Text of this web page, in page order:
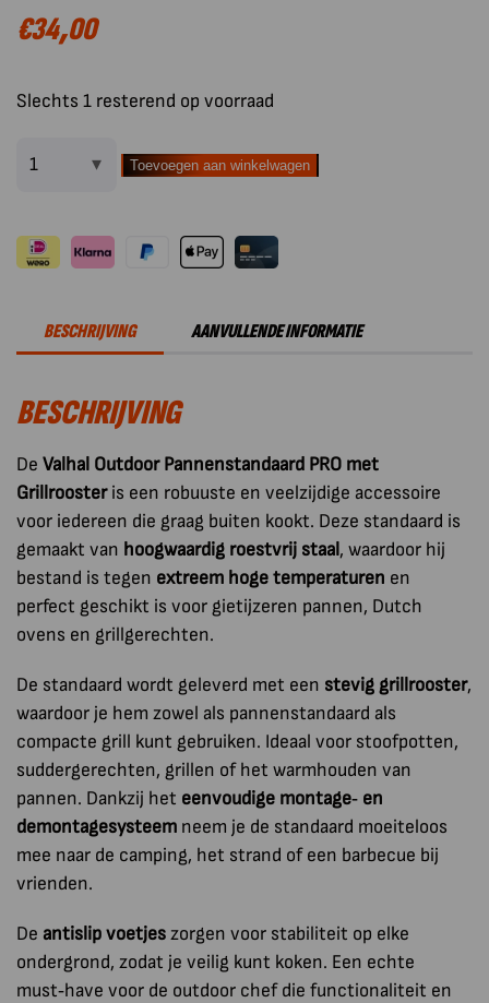
€34,00
Slechts 1 resterend op voorraad
Valhal
BBQ
Accessoire
PRO
met
aantal
Toevoegen aan winkelwagen
BESCHRIJVING AANVULLENDE INFORMATIE
BESCHRIJVING
De Valhal Outdoor Pannenstandaard PRO met
Grillroosteris een robuuste en veelzijdige accessoire
voor iedereen die graag buiten kookt. Deze standaard is
gemaakt van hoogwaardig roestvrij staal, waardoor hij
bestand is tegen extreem hoge temperaturen en
perfect geschikt is voor gietijzeren pannen, Dutch
ovens en grillgerechten.
De standaard wordt geleverd met een stevig grillrooster,
waardoor je hem zowel als pannenstandaard als
compacte grill kunt gebruiken. Ideaal voor stoofpotten,
suddergerechten, grillen of het warmhouden van
pannen. Dankzij het eenvoudige montage‑ en
demontagesysteem neem je de standaard moeiteloos
mee naar de camping, het strand of een barbecue bij
vrienden.
De antislip voetjeszorgen voor stabiliteit op elke
ondergrond, zodat je veilig kunt koken. Een echte
must‑have voor de outdoor chef die functionaliteit en